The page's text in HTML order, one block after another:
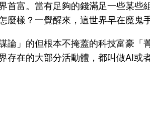
首富。當有足夠的錢滿足一些某
麼樣？一覺醒來，這世界早在魔鬼
論」的但根本不掩蓋的科技富豪
存在的大部分活動體，都叫做AI或